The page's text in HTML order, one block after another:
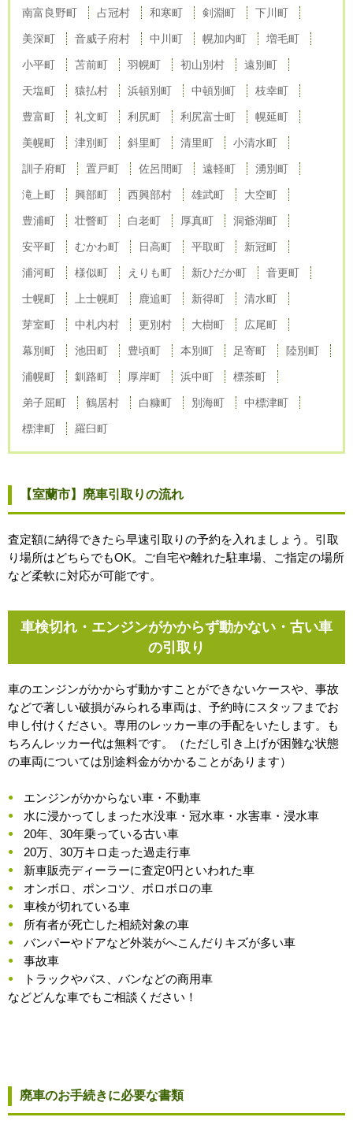
南富良野町 占冠村 和寒町 剣淵町 下川町
美深町 音威子府村 中川町 幌加内町 増毛町
小平町 苫前町 羽幌町 初山別村 遠別町
天塩町 猿払村 浜頓別町 中頓別町 枝幸町
豊富町 礼文町 利尻町 利尻富士町 幌延町
美幌町 津別町 斜里町 清里町 小清水町
訓子府町 置戸町 佐呂間町 遠軽町 湧別町
滝上町 興部町 西興部村 雄武町 大空町
豊浦町 壮瞥町 白老町 厚真町 洞爺湖町
安平町 むかわ町 日高町 平取町 新冠町
浦河町 様似町 えりも町 新ひだか町 音更町
士幌町 上士幌町 鹿追町 新得町 清水町
芽室町 中札内村 更別村 大樹町 広尾町
幕別町 池田町 豊頃町 本別町 足寄町 陸別町
浦幌町 釧路町 厚岸町 浜中町 標茶町
弟子屈町 鶴居村 白糠町 別海町 中標津町
標津町 羅臼町
【室蘭市】廃車引取りの流れ
査定額に納得できたら早速引取りの予約を入れましょう。引取
り場所はどちらでもOK。ご自宅や離れた駐車場、ご指定の場所
など柔軟に対応が可能です。
車検切れ・エンジンがかからず動かない・古い車
の引取り
車のエンジンがかからず動かすことができないケースや、事故
などで著しい破損がみられる車両は、予約時にスタッフまでお
申し付けください。専用のレッカー車の手配をいたします。も
ちろんレッカー代は無料です。（ただし引き上げが困難な状態
の車両については別途料金がかかることがあります）
エンジンがかからない車・不動車
水に浸かってしまった水没車・冠水車・水害車・浸水車
20年、30年乗っている古い車
20万、30万キロ走った過走行車
新車販売ディーラーに査定0円といわれた車
オンボロ、ポンコツ、ボロボロの車
車検が切れている車
所有者が死亡した相続対象の車
バンパーやドアなど外装がへこんだりキズが多い車
事故車
トラックやバス、バンなどの商用車
などどんな車でもご相談ください！
廃車のお手続きに必要な書類